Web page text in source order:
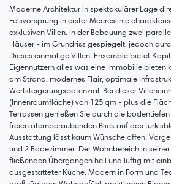
Moderne Architektur in spektakulärer Lage
Felsvorsprung in erster Meereslinie
exklusiven Villen. In der Bebauung zwei
Häuser - im Grundriss gespiegelt, jedoch
Dieses einmalige Villen-Ensemble bietet
Eigennutzern alles was eine Immobilie bieten
am Strand, modernes Flair, optimale
Wertsteigerungspotenzial. Bei dieser
(Innenraumfläche) von 125 qm - plus die
Terrassen genießen Sie durch die
freien atemberaubenden Blick auf das
Ausstattung lässt kaum Wünsche offen.
und 2 Badezimmer. Der Wohnbereich in
fließenden Übergängen hell und luftig mit
ausgestatteter Küche. Modern in Form und